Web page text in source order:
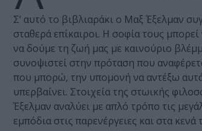
Σ’ αυτό το βιβλιαράκι ο Μαξ Έξελµαν
σταθερά επίκαιροι. Η σοφία τους
να δούµε τη ζωή µας µε καινούριο
συνοψιστεί στην πρόταση που
που µπορώ, την υποµονή να αντέξω
υπερβαίνει. Στοιχεία της στωικής
Έξελµαν αναλύει µε απλό τρόπο τις
εµπόδια στις παρενέργειες και στα κενά